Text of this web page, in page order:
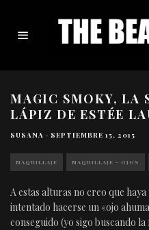
MAGIC SMOKY, LA
LÁPIZ DE ESTÉE
SUSANA · SEPTIEMBRE 15, 2015
MAQUILLAJE MAQUILLAJE - OJOS
A estas alturas no creo que
intentado hacerse un «ojo
conseguido (yo sigo buscando